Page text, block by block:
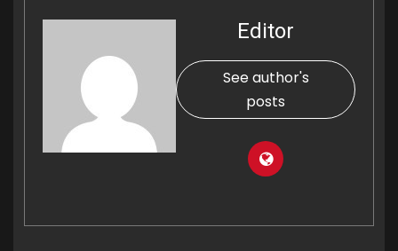
Editor
See author's
posts